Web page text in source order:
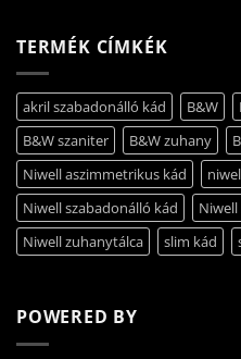
TERMÉK CÍMKÉK
akril szabadonálló kád B&W
B&W szaniter
B&W zuhany
Niwell aszimmetrikus kád
Niwell szabadonálló kád
Niwell zuhanytálca
slim kád
POWERED BY